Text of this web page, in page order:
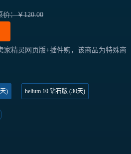
价：￥120.00
家精灵网页版+插件购，该商品为特殊商
) helium 10 钻石版 (30天)